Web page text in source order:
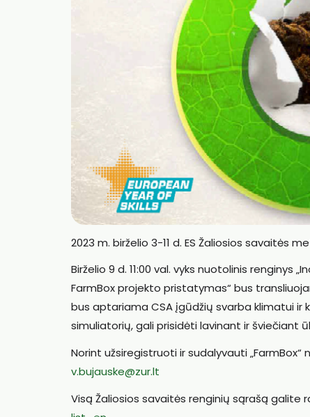
2023 m. birželio 3-11 d. ES Žaliosios savaitės
Birželio 9 d. 11:00 val. vyks nuotolinis renginys
FarmBox projekto pristatymas“ bus
bus aptariama CSA įgūdžių svarba klimatui ir
simuliatorių, gali prisidėti lavinant ir šviečiant
Norint užsiregistruoti ir sudalyvauti
v.bujauske@zur.lt
Visą Žaliosios savaitės renginių sąrašą galite